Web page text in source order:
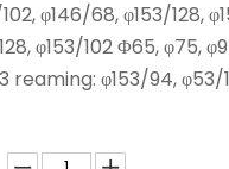
φ146/68, φ153/128,
φ153/102 Φ65, φ75,
reaming: φ153/94, φ53/